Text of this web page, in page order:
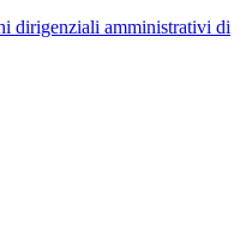
dirigenziali amministrativi di